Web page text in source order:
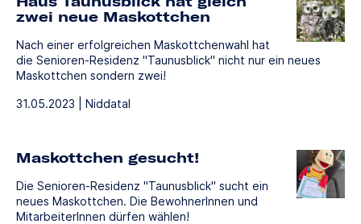
zwei neue Maskottchen
Nach einer erfolgreichen Maskottchenwahl hat
die Senioren-Residenz "Taunusblick" nicht nur ein neues
Maskottchen sondern zwei!
31.05.2023 | Niddatal
Maskottchen gesucht!
Die Senioren-Residenz "Taunusblick" sucht ein
neues Maskottchen. Die BewohnerInnen und
MitarbeiterInnen dürfen wählen!